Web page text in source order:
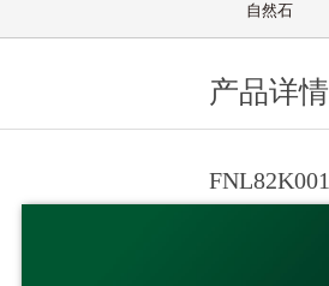
自然石
产品详情
FNL82K001